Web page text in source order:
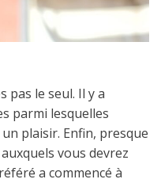
pas le seul. Il y a
parmi lesquelles
plaisir. Enfin, presque
vous devrez
a commencé à